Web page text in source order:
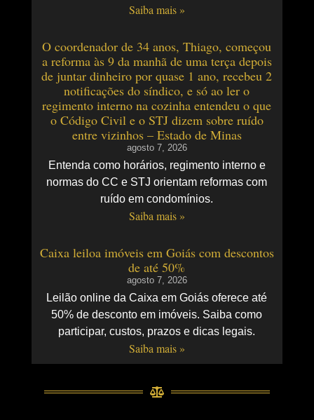
Saiba mais »
O coordenador de 34 anos, Thiago, começou
a reforma às 9 da manhã de uma terça depois
de juntar dinheiro por quase 1 ano, recebeu 2
notificações do síndico, e só ao ler o
regimento interno na cozinha entendeu o que
o Código Civil e o STJ dizem sobre ruído
entre vizinhos – Estado de Minas
agosto 7, 2026
Entenda como horários, regimento interno e
normas do CC e STJ orientam reformas com
ruído em condomínios.
Saiba mais »
Caixa leiloa imóveis em Goiás com descontos
de até 50%
agosto 7, 2026
Leilão online da Caixa em Goiás oferece até
50% de desconto em imóveis. Saiba como
participar, custos, prazos e dicas legais.
Saiba mais »